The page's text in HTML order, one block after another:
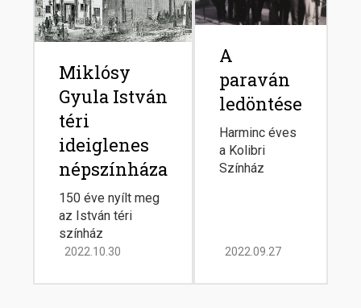
Miklósy
Gyula István
téri
ideiglenes
népszínháza
150 éve nyílt meg
az István téri
színház
2022.10.30
A
paraván
ledöntése
Harminc éves
a Kolibri
Színház
2022.09.27